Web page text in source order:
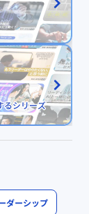
ダーシップ